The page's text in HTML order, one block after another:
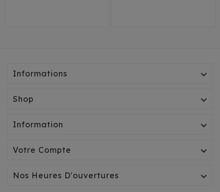
Informations 
Shop 
Information 
Votre Compte 
Nos Heures D'ouvertures 